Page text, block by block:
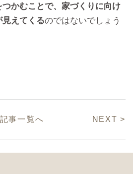
かむことで、家づくりに向け
えてくるのではないでしょう
記事一覧へ NEXT >